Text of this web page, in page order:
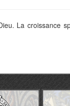
La croissance